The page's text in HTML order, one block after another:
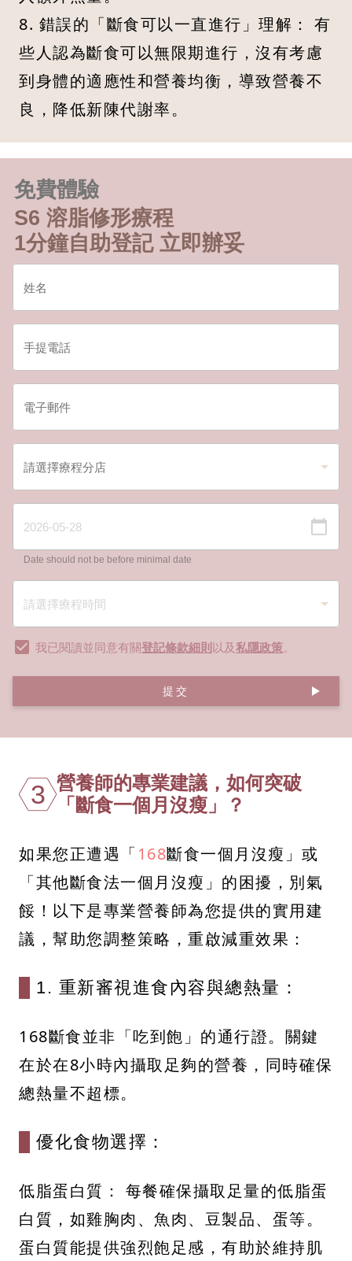
8. 錯誤的「斷食可以一直進行」理解： 有
些人認為斷食可以無限期進行，沒有考慮
到身體的適應性和營養均衡，導致營養不
良，降低新陳代謝率。
免費體驗
S6 溶脂修形療程
1分鐘自助登記 立即辦妥
Date should not be before minimal date
我已閱讀並同意有關登記條款細則 以及私隱政策。
提交
3 營養師的專業建議，如何突破
「斷食一個月沒瘦」？
如果您正遭遇「 168斷食一個月沒瘦」或
「其他斷食法一個月沒瘦」的困擾，別氣
餒！以下是專業營養師為您提供的實用建
議，幫助您調整策略，重啟減重效果：
1. 重新審視進食內容與總熱量：
168斷食並非「吃到飽」的通行證。關鍵
在於在8小時內攝取足夠的營養，同時確保
總熱量不超標。
優化食物選擇：
低脂蛋白質： 每餐確保攝取足量的低脂蛋
白質，如雞胸肉、魚肉、豆製品、蛋等。
蛋白質能提供強烈飽足感，有助於維持肌